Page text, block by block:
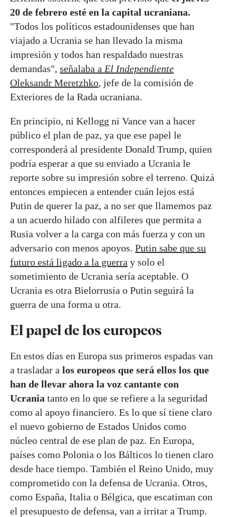
20 de febrero esté en la capital ucraniana.
"Todos los políticos estadounidenses que han
viajado a Ucrania se han llevado la misma
impresión y todos han respaldado nuestras
demandas", señalaba a El Independiente
Oleksandr Meretzhko, jefe de la comisión de
Exteriores de la Rada ucraniana.
En principio, ni Kellogg ni Vance van a hacer
público el plan de paz, ya que ese papel le
corresponderá al presidente Donald Trump, quien
podría esperar a que su enviado a Ucrania le
reporte sobre su impresión sobre el terreno. Quizá
entonces empiecen a entender cuán lejos está
Putin de querer la paz, a no ser que llamemos paz
a un acuerdo hilado con alfileres que permita a
Rusia volver a la carga con más fuerza y con un
adversario con menos apoyos. Putin sabe que su
futuro está ligado a la guerra y solo el
sometimiento de Ucrania sería aceptable. O
Ucrania es otra Bielorrusia o Putin seguirá la
guerra de una forma u otra.
El papel de los europeos
En estos días en Europa sus primeros espadas van
a trasladar a los europeos que será ellos los que
han de llevar ahora la voz cantante con
Ucrania tanto en lo que se refiere a la seguridad
como al apoyo financiero. Es lo que sí tiene claro
el nuevo gobierno de Estados Unidos como
núcleo central de ese plan de paz. En Europa,
países como Polonia o los Bálticos lo tienen claro
desde hace tiempo. También el Reino Unido, muy
comprometido con la defensa de Ucrania. Otros,
como España, Italia o Bélgica, que escatiman con
el presupuesto de defensa, van a irritar a Trump.